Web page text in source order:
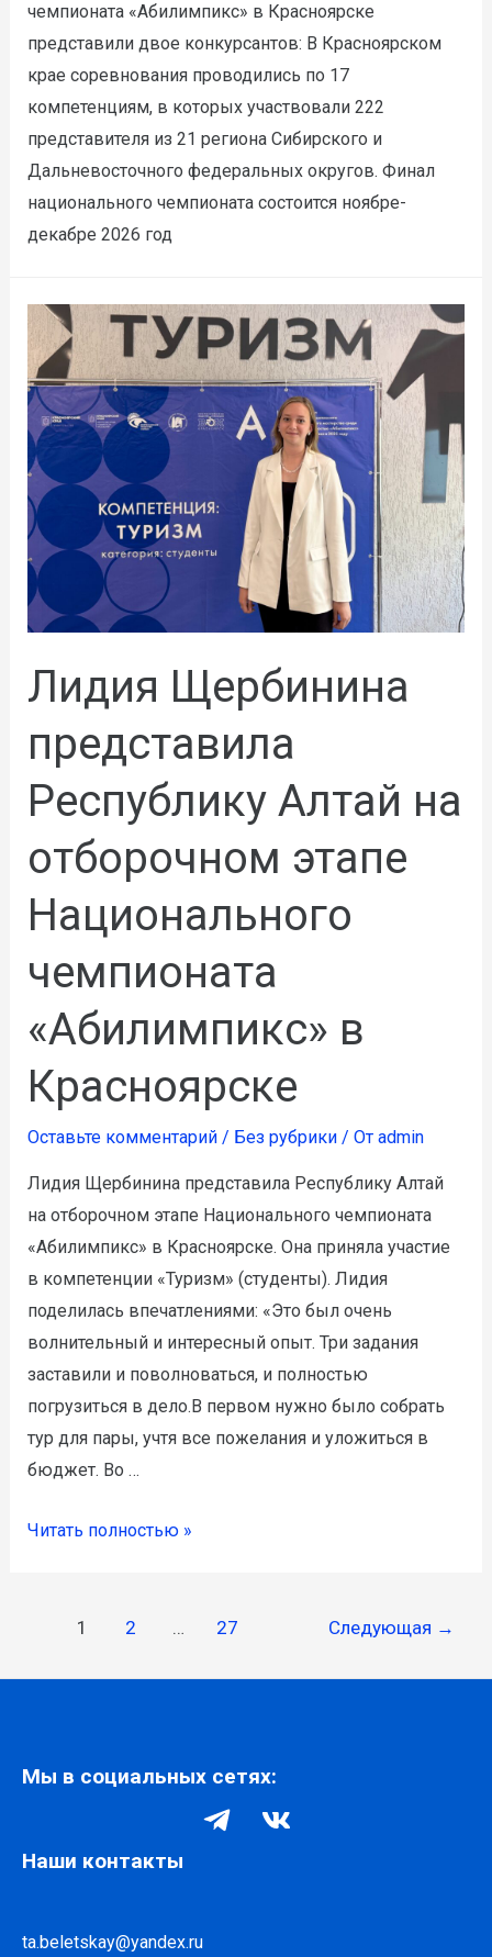
чемпионата «Абилимпикс» в Красноярске
представили двое конкурсантов: В Красноярском
крае соревнования проводились по 17
компетенциям, в которых участвовали 222
представителя из 21 региона Сибирского и
Дальневосточного федеральных округов. Финал
национального чемпионата состоится ноябре-
декабре 2026 год
Лидия Щербинина
представила
Республику Алтай на
отборочном этапе
Национального
чемпионата
«Абилимпикс» в
Красноярске
Оставьте комментарий / Без рубрики/ От admin
Лидия Щербинина представила Республику Алтай
на отборочном этапе Национального чемпионата
«Абилимпикс» в Красноярске. Она приняла участие
в компетенции «Туризм» (студенты). Лидия
поделилась впечатлениями: «Это был очень
волнительный и интересный опыт. Три задания
заставили и поволноваться, и полностью
погрузиться в дело.В первом нужно было собрать
тур для пары, учтя все пожелания и уложиться в
бюджет. Во …
Читать полностью »
1 2 … 27 Следующая →
Мы в социальных сетях:
Наши контакты
ta.beletskay@yandex.ru